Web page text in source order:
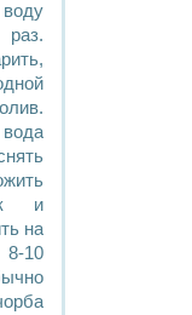
и
на
8-10